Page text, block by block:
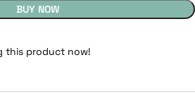
BUY NOW
this product now!